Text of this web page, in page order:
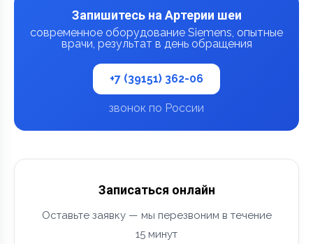
Запишитесь на Артерии шеи
современное оборудование Siemens, опытные
врачи, результат в день обращения
+7 (39151) 362-06
звонок по России
Записаться онлайн
Оставьте заявку — мы перезвоним в течение
15 минут